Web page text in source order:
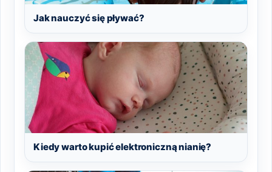
Jak nauczyć się pływać?
Kiedy warto kupić elektroniczną nianię?